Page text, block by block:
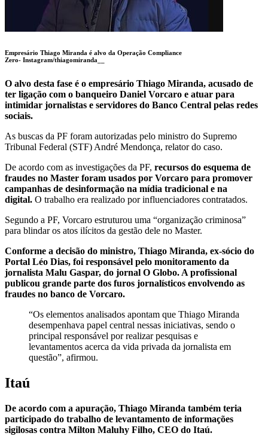
Empresário Thiago Miranda é alvo da Operação Compliance
Zero- Instagram/thiagomiranda__
O alvo desta fase é o empresário Thiago Miranda, acusado de
ter ligação com o banqueiro Daniel Vorcaro e atuar para
intimidar jornalistas e servidores do Banco Central pelas redes
sociais.
As buscas da PF foram autorizadas pelo ministro do Supremo
Tribunal Federal (STF) André Mendonça, relator do caso.
De acordo com as investigações da PF, recursos do esquema de
fraudes no Master foram usados por Vorcaro para promover
campanhas de desinformação na mídia tradicional e na
digital. O trabalho era realizado por influenciadores contratados.
Segundo a PF, Vorcaro estruturou uma “organização criminosa”
para blindar os atos ilícitos da gestão dele no Master.
Conforme a decisão do ministro, Thiago Miranda, ex-sócio do
Portal Léo Dias, foi responsável pelo monitoramento da
jornalista Malu Gaspar, do jornal O Globo. A profissional
publicou grande parte dos furos jornalísticos envolvendo as
fraudes no banco de Vorcaro.
“Os elementos analisados apontam que Thiago Miranda
desempenhava papel central nessas iniciativas, sendo o
principal responsável por realizar pesquisas e
levantamentos acerca da vida privada da jornalista em
questão”, afirmou.
Itaú
De acordo com a apuração, Thiago Miranda também teria
participado do trabalho de levantamento de informações
sigilosas contra Milton Maluhy Filho, CEO do Itaú.